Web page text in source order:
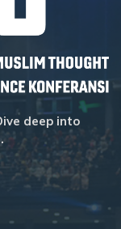
deep into